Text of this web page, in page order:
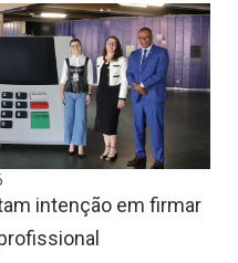
intenção em firmar